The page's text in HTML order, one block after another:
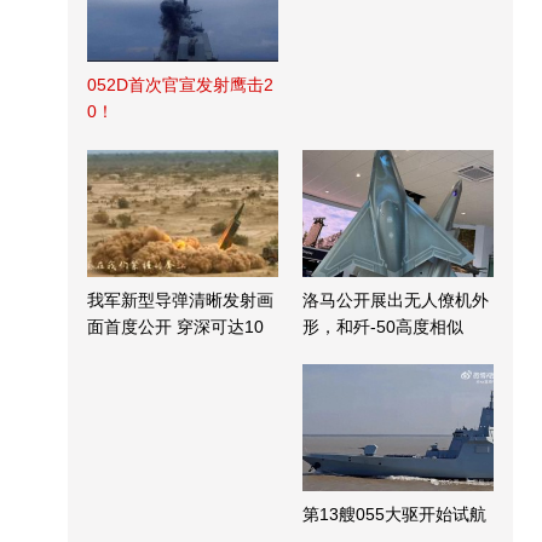
052D首次官宣发射鹰击2
0！
我军新型导弹清晰发射画
面首度公开 穿深可达10
洛马公开展出无人僚机外
形，和歼-50高度相似
第13艘055大驱开始试航